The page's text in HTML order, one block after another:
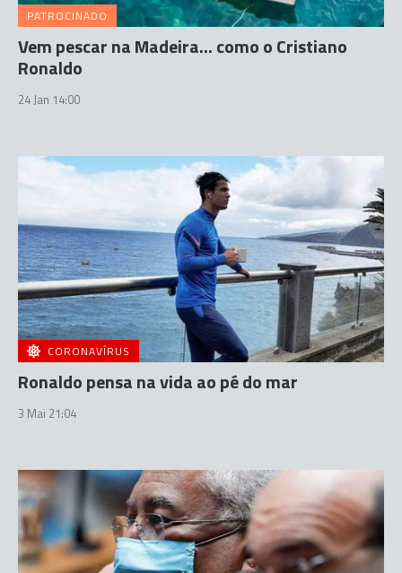
PATROCINADO
Vem pescar na Madeira... como o Cristiano
Ronaldo
24 Jan 14:00
CORONAVÍRUS
Ronaldo pensa na vida ao pé do mar
3 Mai 21:04